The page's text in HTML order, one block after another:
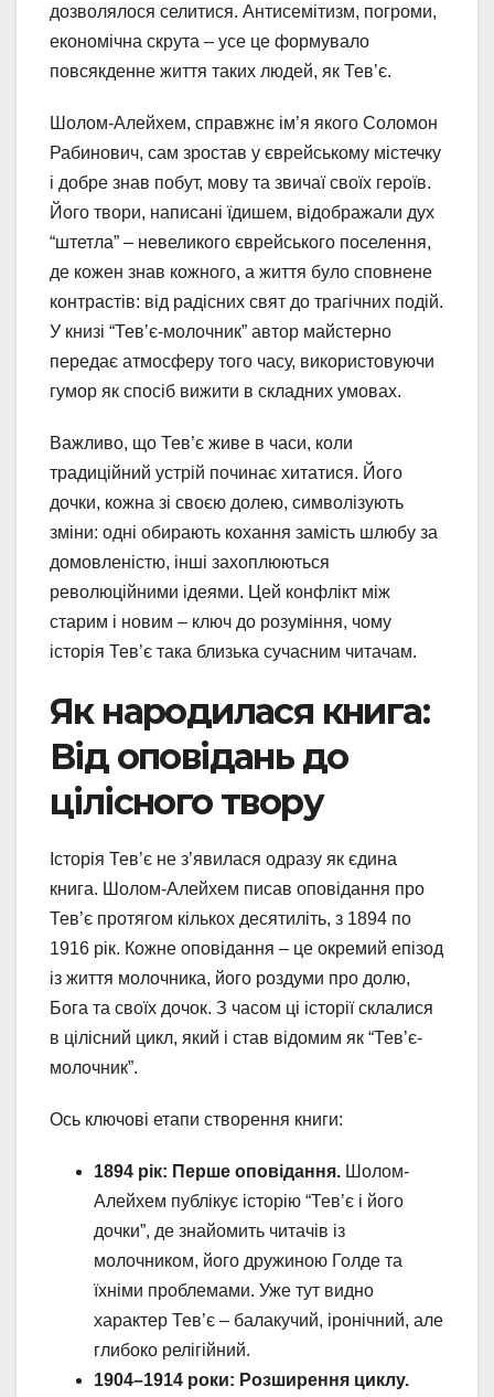
дозволялося селитися. Антисемітизм, погроми,
економічна скрута – усе це формувало
повсякденне життя таких людей, як Тев’є.
Шолом-Алейхем, справжнє ім’я якого Соломон
Рабинович, сам зростав у єврейському містечку
і добре знав побут, мову та звичаї своїх героїв.
Його твори, написані їдишем, відображали дух
“штетла” – невеликого єврейського поселення,
де кожен знав кожного, а життя було сповнене
контрастів: від радісних свят до трагічних подій.
У книзі “Тев’є-молочник” автор майстерно
передає атмосферу того часу, використовуючи
гумор як спосіб вижити в складних умовах.
Важливо, що Тев’є живе в часи, коли
традиційний устрій починає хитатися. Його
дочки, кожна зі своєю долею, символізують
зміни: одні обирають кохання замість шлюбу за
домовленістю, інші захоплюються
революційними ідеями. Цей конфлікт між
старим і новим – ключ до розуміння, чому
історія Тев’є така близька сучасним читачам.
Як народилася книга:
Від оповідань до
цілісного твору
Історія Тев’є не з’явилася одразу як єдина
книга. Шолом-Алейхем писав оповідання про
Тев’є протягом кількох десятиліть, з 1894 по
1916 рік. Кожне оповідання – це окремий епізод
із життя молочника, його роздуми про долю,
Бога та своїх дочок. З часом ці історії склалися
в цілісний цикл, який і став відомим як “Тев’є-
молочник”.
Ось ключові етапи створення книги:
1894 рік: Перше оповідання. Шолом-
Алейхем публікує історію “Тев’є і його
дочки”, де знайомить читачів із
молочником, його дружиною Голде та
їхніми проблемами. Уже тут видно
характер Тев’є – балакучий, іронічний, але
глибоко релігійний.
1904–1914 роки: Розширення циклу.